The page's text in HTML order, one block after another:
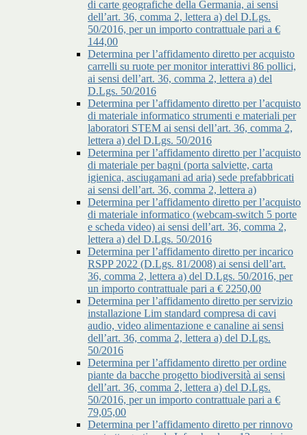
di carte geografiche della Germania, ai sensi
dell’art. 36, comma 2, lettera a) del D.Lgs.
50/2016, per un importo contrattuale pari a €
144,00
Determina per l’affidamento diretto per acquisto
carrelli su ruote per monitor interattivi 86 pollici,
ai sensi dell’art. 36, comma 2, lettera a) del
D.Lgs. 50/2016
Determina per l’affidamento diretto per l’acquisto
di materiale informatico strumenti e materiali per
laboratori STEM ai sensi dell’art. 36, comma 2,
lettera a) del D.Lgs. 50/2016
Determina per l’affidamento diretto per l’acquisto
di materiale per bagni (porta salviette, carta
igienica, asciugamani ad aria) sede prefabbricati
ai sensi dell’art. 36, comma 2, lettera a)
Determina per l’affidamento diretto per l’acquisto
di materiale informatico (webcam-switch 5 porte
e scheda video) ai sensi dell’art. 36, comma 2,
lettera a) del D.Lgs. 50/2016
Determina per l’affidamento diretto per incarico
RSPP 2022 (D.Lgs. 81/2008) ai sensi dell’art.
36, comma 2, lettera a) del D.Lgs. 50/2016, per
un importo contrattuale pari a € 2250,00
Determina per l’affidamento diretto per servizio
installazione Lim standard compresa di cavi
audio, video alimentazione e canaline ai sensi
dell’art. 36, comma 2, lettera a) del D.Lgs.
50/2016
Determina per l’affidamento diretto per ordine
piante da bacche progetto biodiversità ai sensi
dell’art. 36, comma 2, lettera a) del D.Lgs.
50/2016, per un importo contrattuale pari a €
79,05,00
Determina per l’affidamento diretto per rinnovo